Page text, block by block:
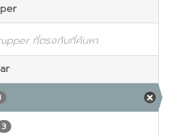
ที่ตรงกับที่ค้นหา
3